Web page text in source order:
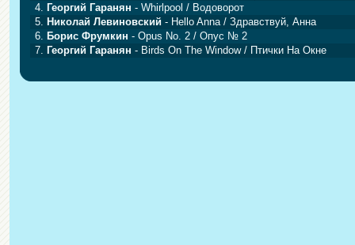
4. Георгий Гаранян - Whirlpool / Водоворот
5. Николай Левиновский - Hello Anna / Здравствуй, Анна
6. Борис Фрумкин - Opus No. 2 / Опус № 2
7. Георгий Гаранян - Birds On The Window / Птички На Окне